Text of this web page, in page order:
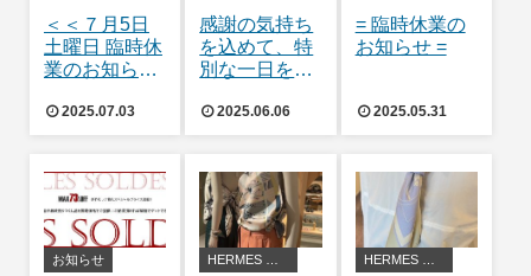
＜＜７月5日
土曜日 臨時休
業のお知らせ
2025.07.03
感謝の気持ち
を込めて、特
別な一日を演
2025.06.06
= 臨時休業の
お知らせ =
2025.05.31
お知らせ